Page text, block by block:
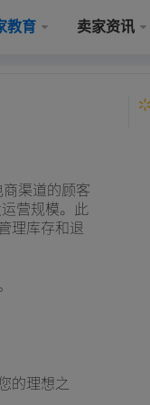
教育 卖家资讯
渠道的顾客
营规模。此
理库存和退
的理想之